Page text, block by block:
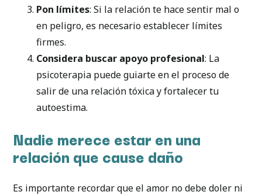
Pon límites: Si la relación te hace sentir mal o
en peligro, es necesario establecer límites
firmes.
Considera buscar apoyo profesional: La
psicoterapia puede guiarte en el proceso de
salir de una relación tóxica y fortalecer tu
autoestima.
Nadie merece estar en una
relación que cause daño
Es importante recordar que el amor no debe doler ni